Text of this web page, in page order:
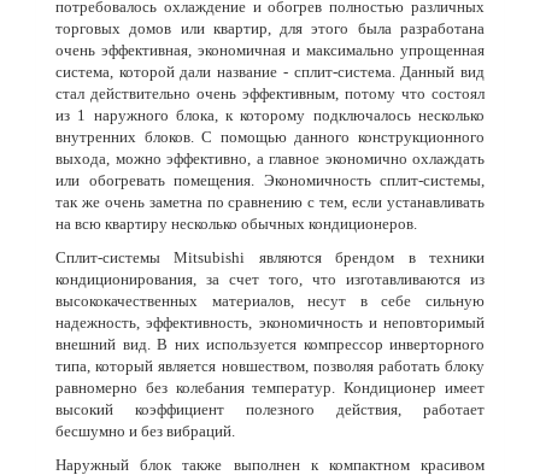
потребовалось охлаждение и обогрев полностью различных
торговых домов или квартир, для этого была разработана
очень эффективная, экономичная и максимально упрощенная
система, которой дали название - сплит-система. Данный вид
стал действительно очень эффективным, потому что состоял
из 1 наружного блока, к которому подключалось несколько
внутренних блоков. С помощью данного конструкционного
выхода, можно эффективно, а главное экономично охлаждать
или обогревать помещения. Экономичность сплит-системы,
так же очень заметна по сравнению с тем, если устанавливать
на всю квартиру несколько обычных кондиционеров.
Сплит-системы Mitsubishi являются брендом в техники
кондиционирования, за счет того, что изготавливаются из
высококачественных материалов, несут в себе сильную
надежность, эффективность, экономичность и неповторимый
внешний вид. В них используется компрессор инверторного
типа, который является новшеством, позволяя работать блоку
равномерно без колебания температур. Кондиционер имеет
высокий коэффициент полезного действия, работает
бесшумно и без вибраций.
Наружный блок также выполнен к компактном красивом